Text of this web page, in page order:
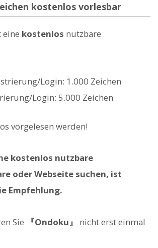
kostenlos vorlesbar
eine kostenlos nutzbare
Login: 1.000 Zeichen
Login: 5.000 Zeichen
vorgelesen werden!
kostenlos nutzbare
oder Webseite suchen, ist
Empfehlung.
Sie 『Ondoku』
nicht erst einmal